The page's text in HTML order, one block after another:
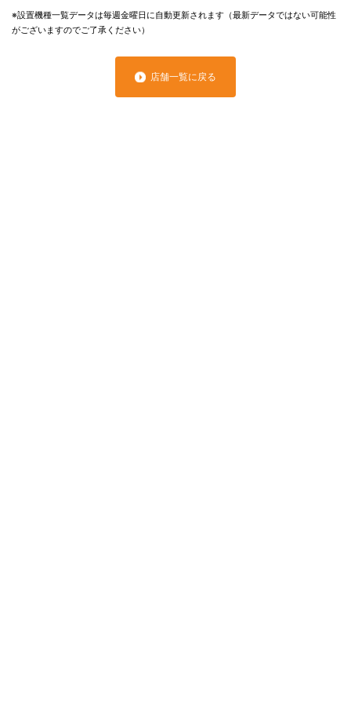
※設置機種一覧データは毎週金曜日に自動更新されます（最新データではない可能性
がございますのでご了承ください）
店舗一覧に戻る